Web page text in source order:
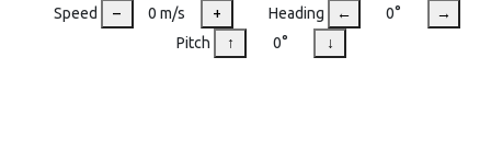
Speed – 0 m/s + Heading ← 0°
→
Pitch
↑ 0° ↓